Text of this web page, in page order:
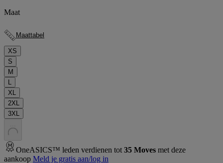
Maat
Maattabel
XS
S
M
L
XL
2XL
3XL
OneASICS™ leden verdienen tot 35 Moves met deze
aankoop Meld je gratis aan/log in